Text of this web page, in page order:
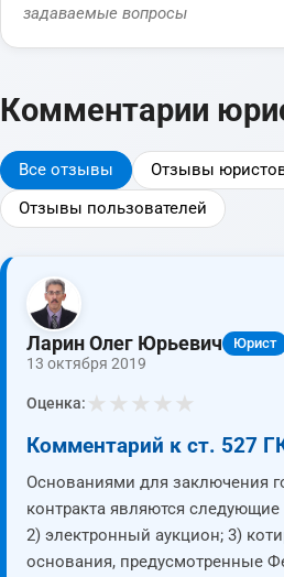
задаваемые вопросы
Комментарии
Все отзывы
Отзывы
Отзывы пользователей
Ларин Олег Юрьевич Юрист
13 октября 2019
Оценка: ★ ★ ★ ★ ★
Комментарий к ст. 527
Основаниями для заключения
контракта являются
2) электронный аукцион; 3)
основания, предусмотренные